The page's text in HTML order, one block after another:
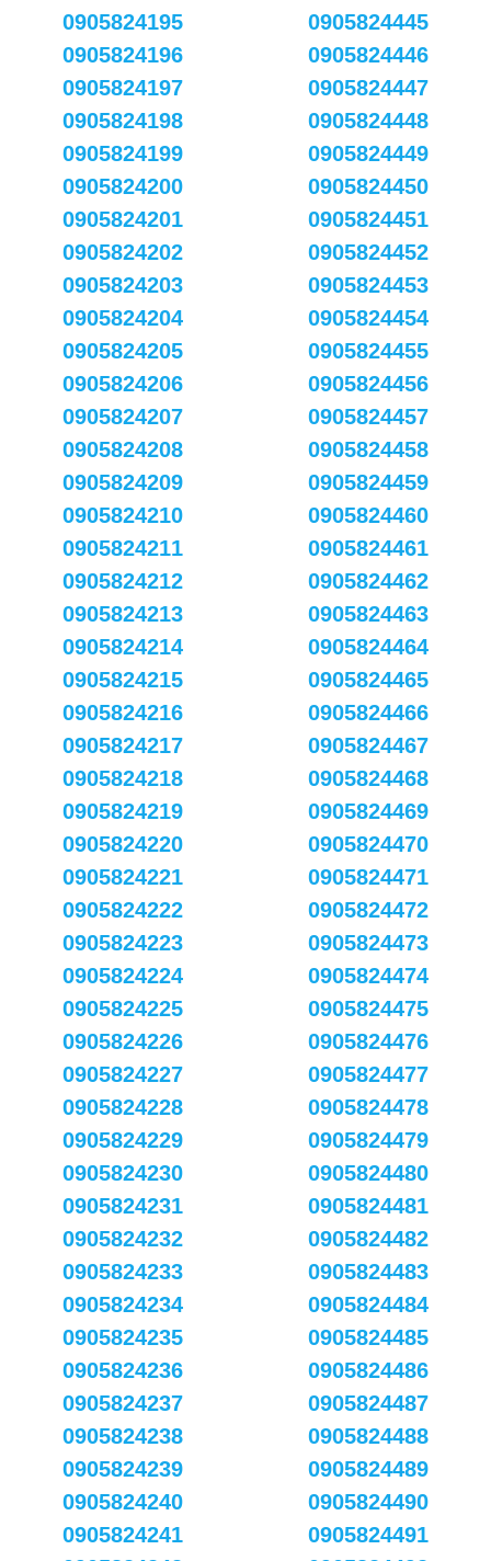
0905824195
0905824196
0905824197
0905824198
0905824199
0905824200
0905824201
0905824202
0905824203
0905824204
0905824205
0905824206
0905824207
0905824208
0905824209
0905824210
0905824211
0905824212
0905824213
0905824214
0905824215
0905824216
0905824217
0905824218
0905824219
0905824220
0905824221
0905824222
0905824223
0905824224
0905824225
0905824226
0905824227
0905824228
0905824229
0905824230
0905824231
0905824232
0905824233
0905824234
0905824235
0905824236
0905824237
0905824238
0905824239
0905824240
0905824241
0905824445
0905824446
0905824447
0905824448
0905824449
0905824450
0905824451
0905824452
0905824453
0905824454
0905824455
0905824456
0905824457
0905824458
0905824459
0905824460
0905824461
0905824462
0905824463
0905824464
0905824465
0905824466
0905824467
0905824468
0905824469
0905824470
0905824471
0905824472
0905824473
0905824474
0905824475
0905824476
0905824477
0905824478
0905824479
0905824480
0905824481
0905824482
0905824483
0905824484
0905824485
0905824486
0905824487
0905824488
0905824489
0905824490
0905824491